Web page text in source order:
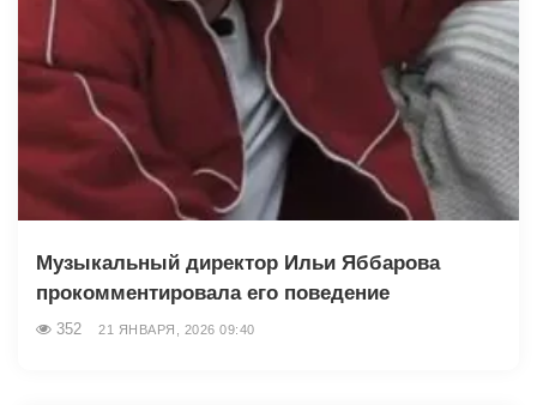
Музыкальный директор Ильи Яббарова
прокомментировала его поведение
352 21 ЯНВАРЯ, 2026 09:40